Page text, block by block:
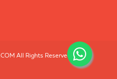
All Rights Reserved.